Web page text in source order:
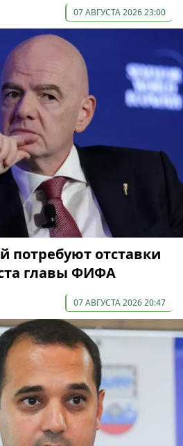
07 АВГУСТА 2026 23:00
потребуют отставки
главы ФИФА
07 АВГУСТА 2026 20:47